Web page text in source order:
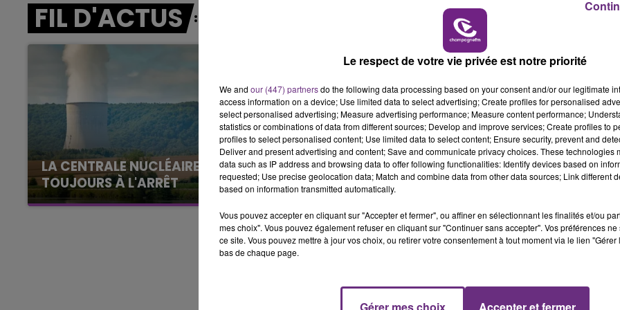
7h00 - 11h00
BEST OF
11h00 - 16h00
LE WEEK-END CHAMPAGNE FM
FIL D'ACTUS
LA CENTRALE NUCLÉAIRE DE CHOOZ
TOUJOURS À L'ARRÊT
Cela fait déjà une semaine que la centrale
nucléaire ardennaise est à l'arrêt. Une situation
justifiée par la sécheresse intense qui est
LE MAGASIN JOUÉCLUB DE REIMS FERME
SES PORTES
rémois. Le magasin JouéClub est contraint de
fermer ses portes.
Le respect de votre vie privée est notre priorité
We and our (447) partnersdo the following data processing based on your consent and/or our legitimate
access information on a device; Use limited data to select advertising; Create profiles for personalised
select personalised advertising; Measure advertising performance; Measure content performance;
statistics or combinations of data from different sources; Develop and improve services; Create profiles to
profiles to select personalised content; Use limited data to select content; Ensure security, prevent and
Deliver and present advertising and content; Save and communicate privacy choices. These technologies
data such as IP address and browsing data to offer following functionalities: Identify devices based on
requested; Use precise geolocation data; Match and combine data from other data sources; Link different
based on information transmitted automatically.
Vous pouvez accepter en cliquant sur "Accepter et fermer", ou affiner en sélectionnant les finalités et/ou
mes choix". Vous pouvez également refuser en cliquant sur "Continuer sans accepter". Vos préférences
ce site. Vous pouvez mettre à jour vos choix, ou retirer votre consentement à tout moment via le lien
bas de chaque page.